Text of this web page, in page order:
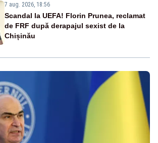
7 aug. 2026, 18:56
Scandal la UEFA! Florin Prunea, reclamat
de FRF după derapajul sexist de la
Chișinău